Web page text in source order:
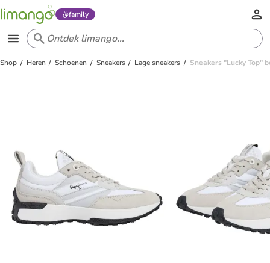
family
Shop Heren Schoenen Sneakers Lage sneakers Sneakers "Lucky Top"